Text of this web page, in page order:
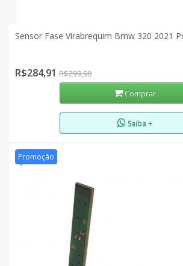
Sensor Fase Virabrequim Bmw 320 2021
R$284,91 R$299,90
Comprar
Saiba +
Promoção